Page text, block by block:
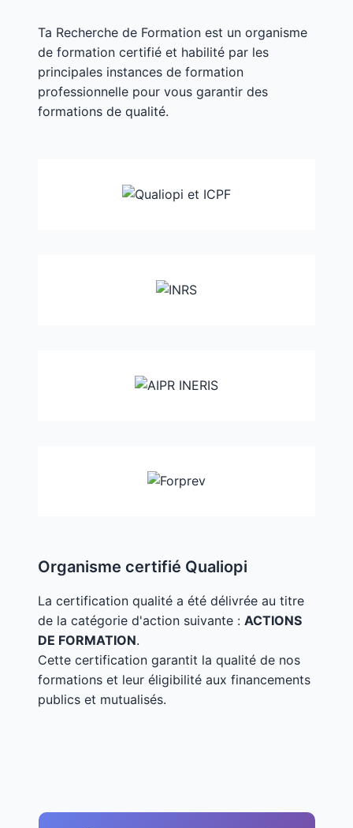
Ta Recherche de Formation est un organisme
de formation certifié et habilité par les
principales instances de formation
professionnelle pour vous garantir des
formations de qualité.
Organisme certifié Qualiopi
La certification qualité a été délivrée au titre
de la catégorie d'action suivante : ACTIONS
DE FORMATION.
Cette certification garantit la qualité de nos
formations et leur éligibilité aux financements
publics et mutualisés.